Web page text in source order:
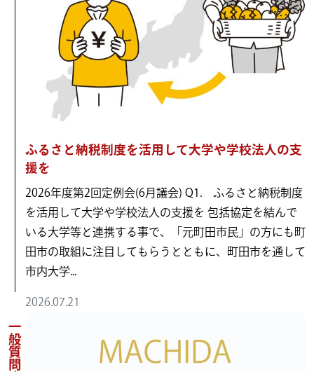
ふるさと納税制度を活用して大学や学校法人の支
援を
2026年度第2回定例会(6月議会) Q1. ふるさと納税制度
を活用して大学や学校法人の支援を 包括協定を結んで
いる大学等と連携する事で、「元町田市民」の方にも町
田市の取組に注目してもらうとともに、町田市を通して
市内大学...
2026.07.21
一般質問